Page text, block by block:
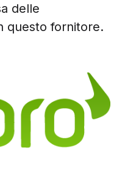
delle
questo fornitore.